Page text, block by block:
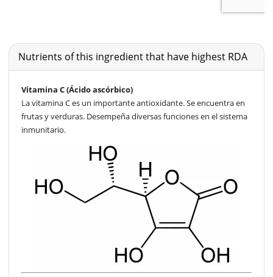
Nutrients of this ingredient that have highest RDA
Vitamina C (Ácido ascórbico)
La vitamina C es un importante antioxidante. Se encuentra en
frutas y verduras. Desempeña diversas funciones en el sistema
inmunitario.